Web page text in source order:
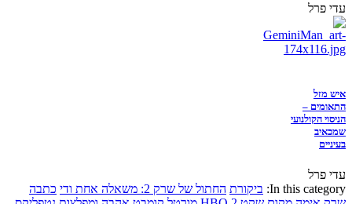
עדי פרל
איש מזל
התאומים –
הניסוי הקולנועי
שמכאיב
בעיניים
עדי פרל
In this category: ביקורת החתול של שרק 2: משאלה אחת ודי
כתבה